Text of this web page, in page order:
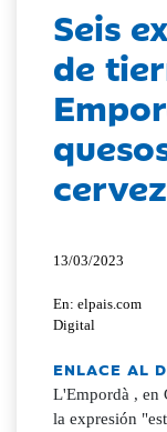
Seis
de
13/03/2023
En: elpais.com
Digital
ENLACE AL
L'Empordà , en
la expresión